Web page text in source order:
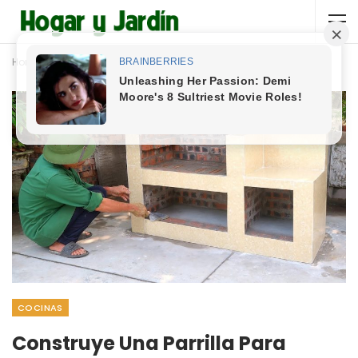
Home Cocinas
COCINAS
Construye Una Parrilla Para